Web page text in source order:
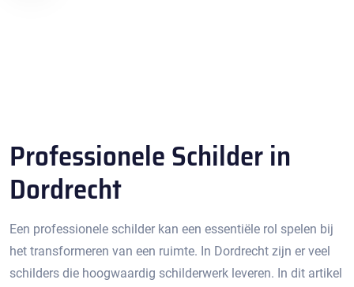
Professionele Schilder in
Dordrecht
Een professionele schilder kan een essentiële rol spelen bij
het transformeren van een ruimte.​ In Dordrecht zijn er veel
schilders die hoogwaardig schilderwerk leveren.​ In dit artikel